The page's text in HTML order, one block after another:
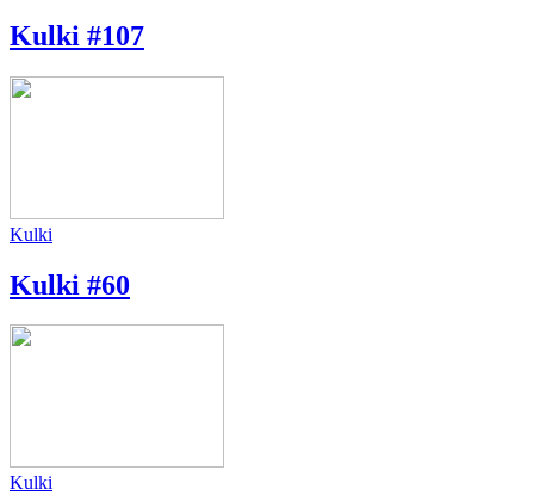
Kulki #107
Kulki
Kulki #60
Kulki